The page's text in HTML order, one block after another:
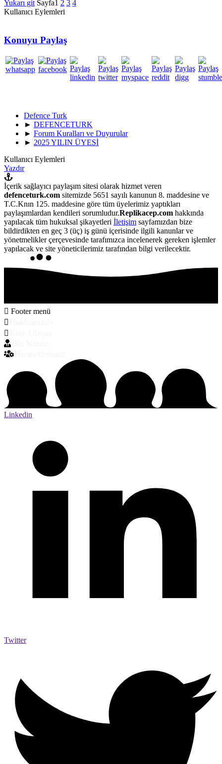
Yukarı git Sayfa1 2 3 4
Kullanıcı Eylemleri
Konuyu Paylaş
Defence Turk
► DEFENCETURK
► Forum Kuralları ve Duyurular
► 2025 YILIN ÜYESİ
Kullanıcı Eylemleri
Yazdır
İçerik sağlayıcı paylaşım sitesi olarak hizmet veren
defenceturk.com sitemizde 5651 sayılı kanunun 8. maddesine ve
T.C.Knın 125. maddesine göre tüm üyelerimiz yaptıkları
paylaşımlardan kendileri sorumludur.Replikacep.com hakkında
yapılacak tüm hukuksal şikayetleri İletişim sayfamızdan bize
bildirdikten en geç 3 (üç) iş günü içerisinde ilgili kanunlar ve
yönetmelikler çerçevesinde tarafımızca incelenerek gereken işlemler
yapılacak ve site yöneticilerimiz tarafından bilgi verilecektir.
Footer menü
Linkedin
Twitter